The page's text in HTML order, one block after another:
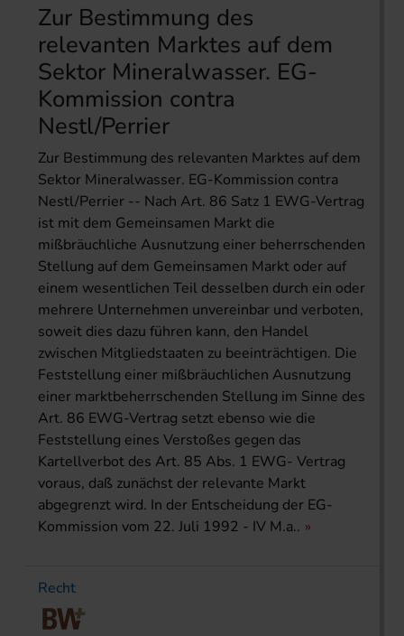
Zur Bestimmung des
relevanten Marktes auf dem
Sektor Mineralwasser. EG-
Kommission contra
Nestl/Perrier
Zur Bestimmung des relevanten Marktes auf dem
Sektor Mineralwasser. EG-Kommission contra
Nestl/Perrier -- Nach Art. 86 Satz 1 EWG-Vertrag
ist mit dem Gemeinsamen Markt die
mißbräuchliche Ausnutzung einer beherrschenden
Stellung auf dem Gemeinsamen Markt oder auf
einem wesentlichen Teil desselben durch ein oder
mehrere Unternehmen unvereinbar und verboten,
soweit dies dazu führen kann, den Handel
zwischen Mitgliedstaaten zu beeinträchtigen. Die
Feststellung einer mißbräuchlichen Ausnutzung
einer marktbeherrschenden Stellung im Sinne des
Art. 86 EWG-Vertrag setzt ebenso wie die
Feststellung eines Verstoßes gegen das
Kartellverbot des Art. 85 Abs. 1 EWG- Vertrag
voraus, daß zunächst der relevante Markt
abgegrenzt wird. In der Entscheidung der EG-
Kommission vom 22. Juli 1992 - IV M.a..
Recht